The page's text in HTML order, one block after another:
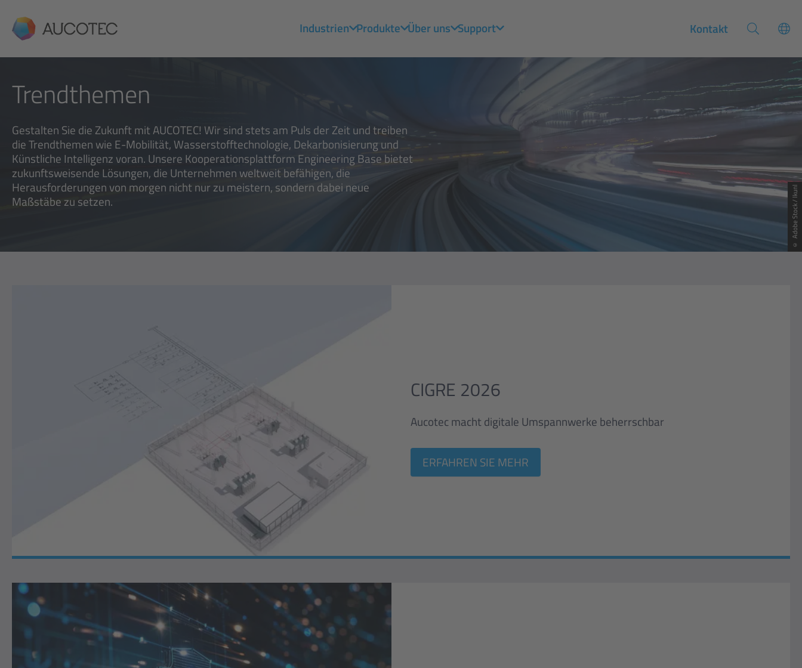
AUCOTEC Industrien Produkte Über uns Support Kontakt
© Adobe Stock / lkunl
Trendthemen
Gestalten Sie die Zukunft mit AUCOTEC! Wir sind stets am Puls der Zeit und treiben
die Trendthemen wie E-Mobilität, Wasserstofftechnologie, Dekarbonisierung und
Künstliche Intelligenz voran. Unsere Kooperationsplattform Engineering Base bietet
zukunftsweisende Lösungen, die Unternehmen weltweit befähigen, die
Herausforderungen von morgen nicht nur zu meistern, sondern dabei neue
Maßstäbe zu setzen.
CIGRE 2026
Aucotec macht digitale Umspannwerke beherrschbar
ERFAHREN SIE MEHR